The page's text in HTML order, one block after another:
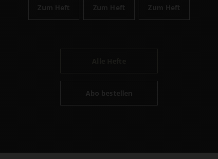
Zum Heft Zum Heft Zum Heft
Abo bestellen